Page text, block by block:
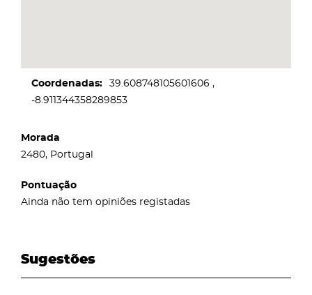
Coordenadas
39.608748105601606
-8.911344358289853
Morada
2480, Portugal
Pontuação
Ainda não tem opiniões registadas
Sugestões